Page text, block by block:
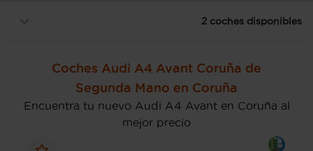
2 coches disponibles
Coches Audi A4 Avant Coruña de
Segunda Mano en Coruña
Encuentra tu nuevo Audi A4 Avant en Coruña al
mejor precio